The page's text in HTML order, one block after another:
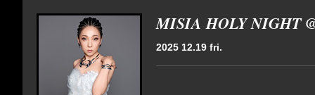
MISIA HOLY NIGHT
2025 12.19 fri.